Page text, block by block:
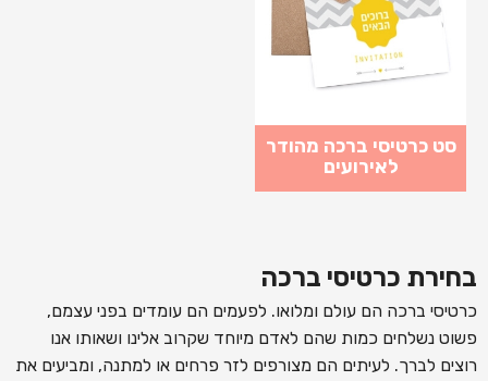
סט כרטיסי ברכה מהודר
לאירועים
בחירת כרטיסי ברכה
כרטיסי ברכה הם עולם ומלואו. לפעמים הם עומדים בפני עצמם,
פשוט נשלחים כמות שהם לאדם מיוחד שקרוב אלינו ושאותו אנו
רוצים לברך. לעיתים הם מצורפים לזר פרחים או למתנה, ומביעים את